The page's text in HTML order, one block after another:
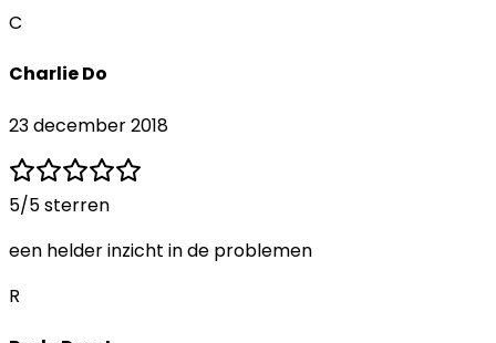
C
Charlie Do
23 december 2018
5/5 sterren
een helder inzicht in de problemen
R